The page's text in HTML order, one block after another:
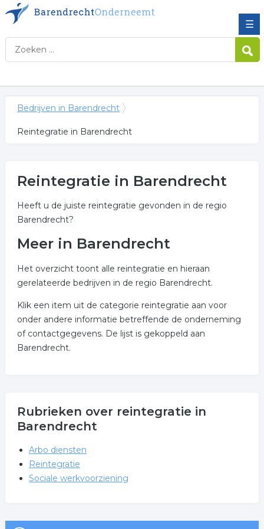
☰
Bedrijven in Barendrecht
Reintegratie in Barendrecht
Reintegratie in Barendrecht
Heeft u de juiste reintegratie gevonden in de regio
Barendrecht?
Meer in Barendrecht
Het overzicht toont alle reintegratie en hieraan
gerelateerde bedrijven in de regio Barendrecht.
Klik een item uit de categorie reintegratie aan voor
onder andere informatie betreffende de onderneming
of contactgegevens. De lijst is gekoppeld aan
Barendrecht.
Rubrieken over reintegratie in
Barendrecht
Arbo diensten
Reintegratie
Sociale werkvoorziening